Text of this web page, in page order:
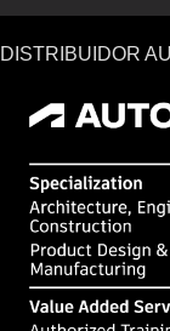
DISTRIBUIDOR